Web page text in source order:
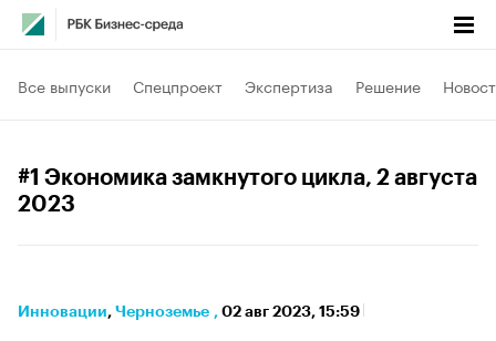
Все выпуски Спецпроект Экспертиза Решение
#1 Экономика замкнутого цикла, 2 августа
2023
Инновации⁠, Черноземье , 02 авг 2023, 15:59